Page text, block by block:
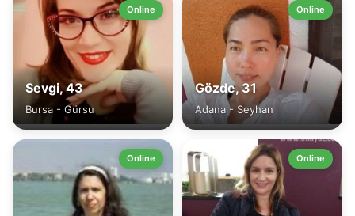
Online
Sevgi, 43
Bursa - Gürsu
Online
Gözde, 31
Adana - Seyhan
Online Online